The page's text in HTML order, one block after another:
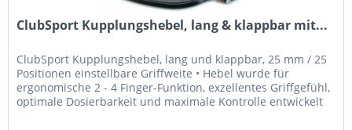
ClubSport Kupplungshebel, lang & klappbar mit...
ClubSport Kupplungshebel, lang und klappbar, 25 mm / 25
Positionen einstellbare Griffweite • Hebel wurde für
ergonomische 2 - 4 Finger-Funktion, exzellentes Griffgefühl,
optimale Dosierbarkeit und maximale Kontrolle entwickelt